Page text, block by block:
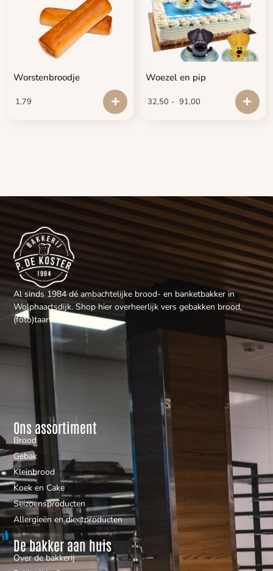
Worstenbroodje
1,79
Woezel en pip
32,50 - 91,00
Al sinds 1984 dé ambachtelijke brood- en banketbakker in
Wolphaartsdijk. Shop hier overheerlijk vers gebakken brood,
(foto)taarten en gebak.
Ons assortiment
Brood
Gebak
Kleinbrood
Koek en Cake
Seizoensproducten
Allergieën en dieetproducten
De bakker aan huis
Over de bakkerij